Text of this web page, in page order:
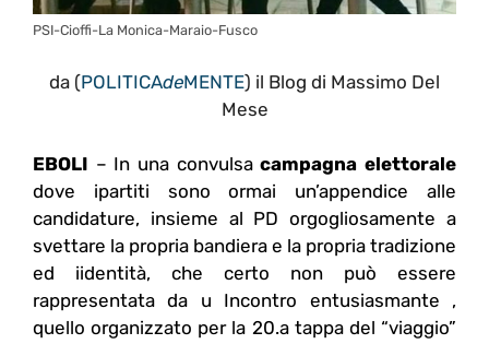
PSI-Cioffi-La Monica-Maraio-Fusco
da (POLITICAdeMENTE) il Blog di Massimo Del
Mese
EBOLI – In una convulsacampagna elettorale
dove ipartiti sono ormai un’appendice alle
candidature, insieme al PD orgogliosamente a
svettare la propria bandiera e la propria tradizione
ed iidentità, che certo non può essere
rappresentata da u Incontro entusiasmante ,
quello organizzato per la 20.a tappa del “viaggio”